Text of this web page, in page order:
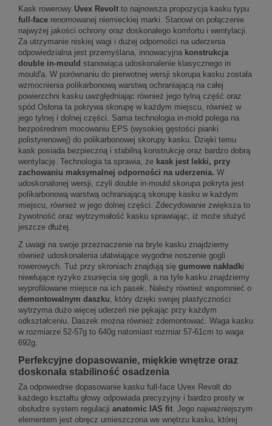
Kask rowerowy Uvex Revolt to najnowsza propozycja kasku typu
full-face renomowanej niemieckiej marki. Stanowi on połączenie
najwyżej jakości ochrony oraz doskonałego komfortu i wentylacji.
Za utrzymanie niskiej wagi i dużej odporności na uderzenia
odpowiedzialna jest przemyślana, innowacyjna konstrukcja
double in-mould stanowiąca udoskonalenie klasycznego in
mould'a. W porównaniu do pierwotnej wersji skorupa kasku została
wzmocnienia polikarbonową warstwą ochraniającą na całej
powierzchni kasku uwzględniając również jego tylną część oraz
spód Osłona ta pokrywa skorupę w każdym miejscu, również w
jego tylnej i dolnej części. Sama technologia in-mold polega na
bezpośrednim mocowaniu EPS (wysokiej gęstości pianki
polistyrenowej) do polikarbonowej skorupy kasku. Dzięki temu
kask posiada bezpieczną i stabilną konstrukcję oraz bardzo dobrą
wentylację. Technologia ta sprawia, że kask jest lekki, przy
zachowaniu maksymalnej odporności na uderzenia. W
udoskonalonej wersji, czyli double in-mould skorupa pokryta jest
polikarbonową warstwą ochraniającą skorupę kasku w każdym
miejscu, również w jego dolnej części. Zdecydowanie zwiększa to
żywotność oraz wytrzymałość kasku sprawiając, iż może służyć
jeszcze dłużej.
Z uwagi na swoje przeznaczenie na bryle kasku znajdziemy
również udoskonalenia ułatwiające wygodne noszenie gogli
rowerowych. Tuż przy skroniach znajdują się gumowe nakładki
niwelujące ryzyko zsunięcia się gogli, a na tyle kasku znajdziemy
wyprofilowane miejsce na ich pasek. Należy również wspomnieć o
demontowalnym daszku , który dzięki swojej plastyczności
wytrzyma dużo więcej uderzeń nie pękając przy każdym
odkształceniu. Daszek można również zdemontować. Waga kasku
w rozmiarze 52-57g to 640g natomiast rozmiar 57-61cm to waga
692g.
Perfekcyjne dopasowanie, miękkie wnętrze oraz
doskonała stabiliność osadzenia
Za odpowiednie dopasowanie kasku full-face Uvex Revolt do
każdego kształtu głowy odpowiada precyzyjny i bardzo prosty w
obsłudze system regulacji anatomic IAS fit . Jego najważniejszym
elementem jest obręcz umieszczona we wnętrzu kasku, której